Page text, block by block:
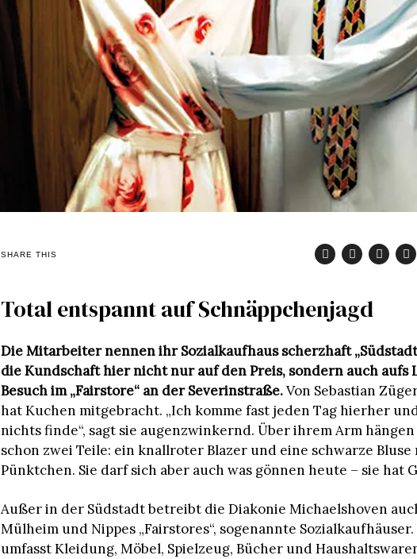
SHARE THIS
Total entspannt auf Schnäppchenjagd
Die Mitarbeiter nennen ihr Sozialkaufhaus scherzhaft
die Kundschaft hier nicht nur auf den Preis, sondern auch aufs
Besuch im „Fairstore“ an der Severinstraße.Von Sebastian
hat Kuchen mitgebracht. „Ich komme fast jeden Tag hierher
nichts finde“, sagt sie augenzwinkernd. Über ihrem Arm
schon zwei Teile: ein knallroter Blazer und eine schwarze
Pünktchen. Sie darf sich aber auch was gönnen heute – sie hat
Außer in der Südstadt betreibt die Diakonie Michaelshoven
Mülheim und Nippes „Fairstores“, sogenannte
umfasst Kleidung, Möbel, Spielzeug, Bücher und